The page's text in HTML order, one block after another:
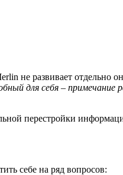
не развивает
для себя – примечание
перестройки
себе на ряд вопросов: